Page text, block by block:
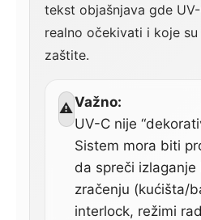
tekst objašnjava gde
realno očekivati i koje
zaštite.
⚠Važno:
UV-C nije
Sistem mora biti
da spreči izlaganje
zračenju (kućišta/
interlock, režimi